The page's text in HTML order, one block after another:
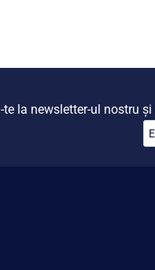
te la newsletter-ul nostru